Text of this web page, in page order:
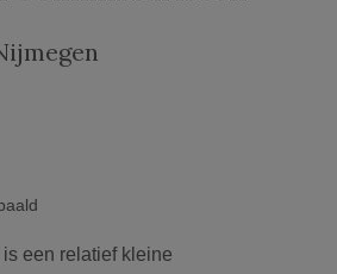
een relatief kleine